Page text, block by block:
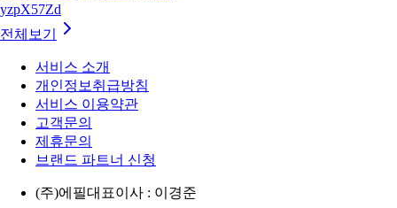
yzpX57Zd
전체보기
서비스 소개
개인정보취급방침
서비스 이용약관
고객문의
제휴문의
브랜드 파트너 신청
(주)에필대표이사 : 이경준